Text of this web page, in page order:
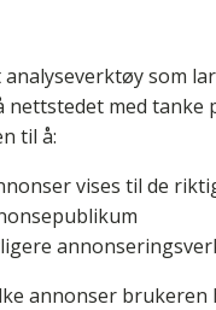
analyseverktøy som
med tanke
til å:
vises til de
annonser